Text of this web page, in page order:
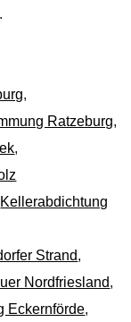
,
Ratzeburg,
,
Kellerabdichtung
Strand,
Nordfriesland,
Eckernförde,